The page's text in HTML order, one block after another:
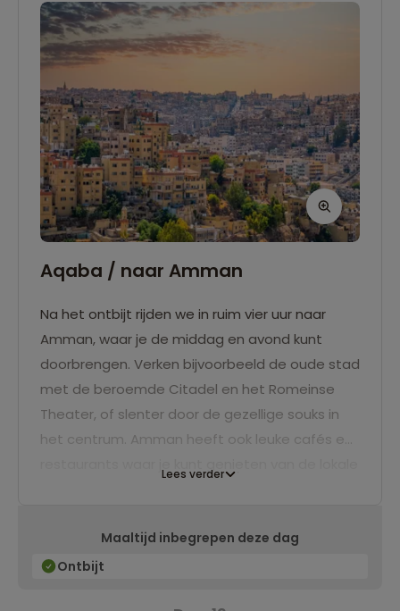
Aqaba / naar Amman
Na het ontbijt rijden we in ruim vier uur naar
Amman, waar je de middag en avond kunt
doorbrengen. Verken bijvoorbeeld de oude stad
met de beroemde Citadel en het Romeinse
Theater, of slenter door de gezellige souks in
het centrum. Amman heeft ook leuke cafés en
Lees verder
Maaltijd inbegrepen deze dag
Ontbijt